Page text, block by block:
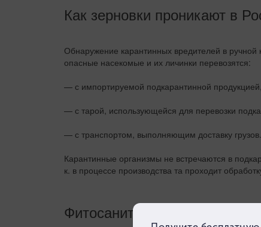
Как зерновки проникают в
Обнаружение карантинных вредителей в
опасные насекомые и их личинки перевозятся:
— с импортируемой подкарантинной
— с тарой, использующейся для перевозки
— с транспортом, выполняющим доставку грузов.
Карантинные организмы не встречаются в
к. в процессе производства та проходит
Фитосанитарное